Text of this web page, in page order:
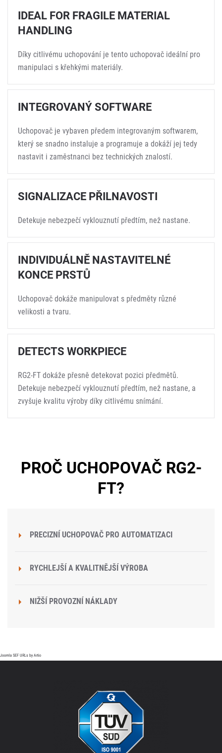
IDEAL FOR FRAGILE MATERIAL
HANDLING
Díky citlivému uchopování je tento uchopovač ideální pro
manipulaci s křehkými materiály.
INTEGROVANÝ SOFTWARE
Uchopovač je vybaven předem integrovaným softwarem,
který se snadno instaluje a programuje a dokáží jej tedy
nastavit i zaměstnanci bez technických znalostí.
SIGNALIZACE PŘILNAVOSTI
Detekuje nebezpečí vyklouznutí předtím, než nastane.
INDIVIDUÁLNĚ NASTAVITELNÉ
KONCE PRSTŮ
Uchopovač dokáže manipulovat s předměty různé
velikosti a tvaru.
DETECTS WORKPIECE
RG2-FT dokáže přesně detekovat pozici předmětů.
Detekuje nebezpečí vyklouznutí předtím, než nastane, a
zvyšuje kvalitu výroby díky citlivému snímání.
PROČ UCHOPOVAČ RG2-
FT?
PRECIZNÍ UCHOPOVAČ PRO AUTOMATIZACI
RYCHLEJŠÍ A KVALITNĚJŠÍ VÝROBA
NIŽŠÍ PROVOZNÍ NÁKLADY
Joomla SEF URLs by Artio